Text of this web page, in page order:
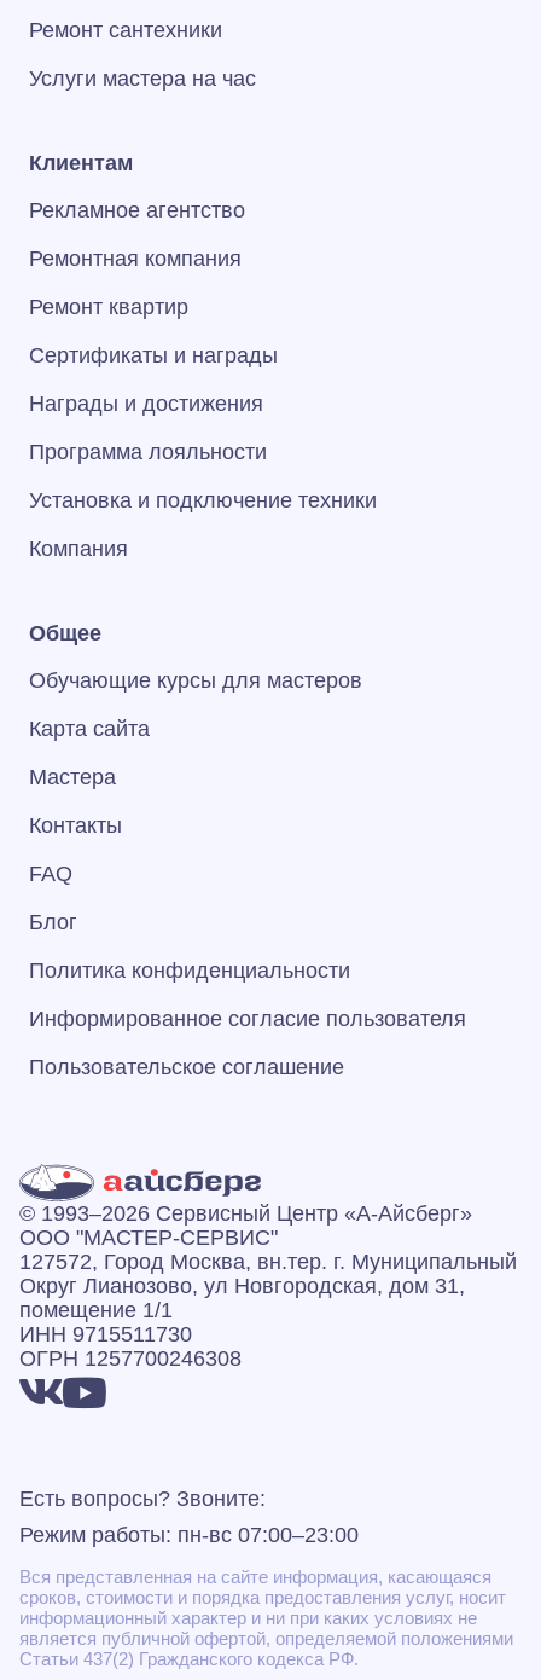
Ремонт сантехники
Услуги мастера на час
Клиентам
Рекламное агентство
Ремонтная компания
Ремонт квартир
Сертификаты и награды
Награды и достижения
Программа лояльности
Установка и подключение техники
Компания
Общее
Обучающие курсы для мастеров
Карта сайта
Мастера
Контакты
FAQ
Блог
Политика конфиденциальности
Информированное согласие пользователя
Пользовательское соглашение
© 1993–2026 Сервисный Центр «А‑Айсберг»
ООО "МАСТЕР-СЕРВИС"
127572, Город Москва, вн.тер. г. Муниципальный
Округ Лианозово, ул Новгородская, дом 31,
помещение 1/1
ИНН 9715511730
ОГРН 1257700246308
Есть вопросы? Звоните:
Режим работы: пн-вс 07:00–23:00
Вся представленная на сайте информация, касающаяся
сроков, стоимости и порядка предоставления услуг, носит
информационный характер и ни при каких условиях не
является публичной офертой, определяемой положениями
Статьи 437(2) Гражданского кодекса РФ.